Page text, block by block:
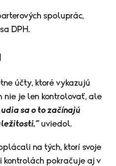
spoluprác,
DPH.
účty, ktoré vykazujú
nie je len kontrolovať, ale
sa o to začínajú
uviedol.
na tých, ktorí svoje
kontrolách pokračuje aj v